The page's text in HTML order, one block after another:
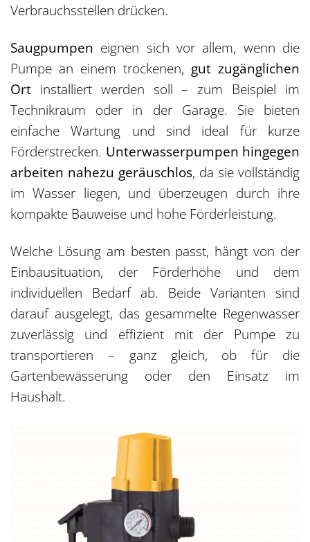
Verbrauchsstellen drücken.
Saugpumpen eignen sich vor allem, wenn die
Pumpe an einem trockenen, gut zugänglichen
Ort installiert werden soll – zum Beispiel im
Technikraum oder in der Garage. Sie bieten
einfache Wartung und sind ideal für kurze
Förderstrecken. Unterwasserpumpen hingegen
arbeiten nahezu geräuschlos, da sie vollständig
im Wasser liegen, und überzeugen durch ihre
kompakte Bauweise und hohe Förderleistung.
Welche Lösung am besten passt, hängt von der
Einbausituation, der Förderhöhe und dem
individuellen Bedarf ab. Beide Varianten sind
darauf ausgelegt, das gesammelte Regenwasser
zuverlässig und effizient mit der Pumpe zu
transportieren – ganz gleich, ob für die
Gartenbewässerung oder den Einsatz im
Haushalt.